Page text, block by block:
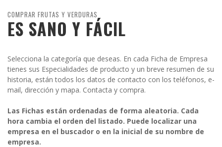
COMPRAR FRUTAS Y VERDURAS
ES SANO Y FÁCIL
Selecciona la categoría que deseas. En cada Ficha de Empresa
tienes sus Especialidades de producto y un breve resumen de su
historia, están todos los datos de contacto con los teléfonos, e-
mail, dirección y mapa. Contacta y compra.
Las Fichas están ordenadas de forma aleatoria. Cada
hora cambia el orden del listado. Puede localizar una
empresa en el buscador o en la inicial de su nombre de
empresa.